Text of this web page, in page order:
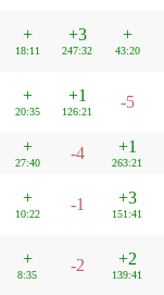
+
18:11
+3
247:32
+
43:20
+
20:35
+1
126:21
-5
+
27:40
-4 +1
263:21
+
10:22
-1 +3
151:41
+
8:35
-2 +2
139:41